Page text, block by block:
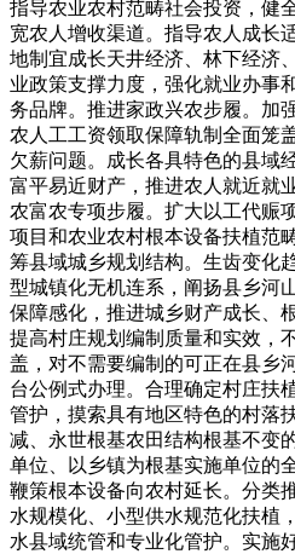
指导农业农村范畴社会投资，健
宽农人增收渠道。指导农人成长
地制宜成长天井经济、林下经济
业政策支撑力度，强化就业办事
务品牌。推进家政兴农步履。加
农人工工资领取保障轨制全面笼
欠薪问题。成长各具特色的县域
富平易近财产，推进农人就近就
农富农专项步履。扩大以工代赈
项目和农业农村根本设备扶植范
筹县域城乡规划结构。生齿变化
型城镇化无机连系，阐扬县乡河
保障感化，推进城乡财产成长、
提高村庄规划编制质量和实效，
盖，对不需要编制的可正在县乡
台公例式办理。合理确定村庄扶
管护，摸索具有地区特色的村落
减、永世根基农田结构根基不变
单位、以乡镇为根基实施单位的
鞭策根本设备向农村延长。分类
水规模化、小型供水规范化扶植
水县域统管和专业化管护。实施